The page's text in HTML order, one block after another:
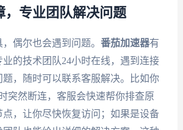
，专业团队解决问题
偶尔也会遇到问题。 番茄加速器有
的技术团队24小时在线，遇到连接
，随时可以联系客服解决。比如你
突然断连，客服会快速帮你排查原
点，让你尽快恢复访问；如果是设备